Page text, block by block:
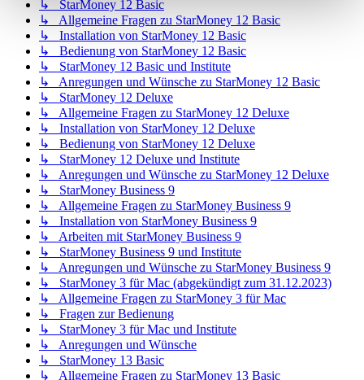
↳ StarMoney 12 Basic
↳ Allgemeine Fragen zu StarMoney 12 Basic
↳ Installation von StarMoney 12 Basic
↳ Bedienung von StarMoney 12 Basic
↳ StarMoney 12 Basic und Institute
↳ Anregungen und Wünsche zu StarMoney 12 Basic
↳ StarMoney 12 Deluxe
↳ Allgemeine Fragen zu StarMoney 12 Deluxe
↳ Installation von StarMoney 12 Deluxe
↳ Bedienung von StarMoney 12 Deluxe
↳ StarMoney 12 Deluxe und Institute
↳ Anregungen und Wünsche zu StarMoney 12 Deluxe
↳ StarMoney Business 9
↳ Allgemeine Fragen zu StarMoney Business 9
↳ Installation von StarMoney Business 9
↳ Arbeiten mit StarMoney Business 9
↳ StarMoney Business 9 und Institute
↳ Anregungen und Wünsche zu StarMoney Business 9
↳ StarMoney 3 für Mac (abgekündigt zum 31.12.2023)
↳ Allgemeine Fragen zu StarMoney 3 für Mac
↳ Fragen zur Bedienung
↳ StarMoney 3 für Mac und Institute
↳ Anregungen und Wünsche
↳ StarMoney 13 Basic
↳ Allgemeine Fragen zu StarMoney 13 Basic